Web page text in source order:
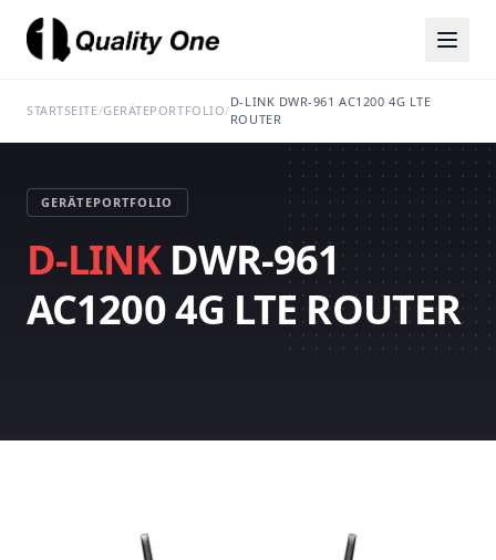
STARTSEITE/GERÄTEPORTFOLIO/
D-LINK DWR-961 AC1200 4G LTE
ROUTER
GERÄTEPORTFOLIO
D-LINKDWR-961
AC1200 4G LTE ROUTER